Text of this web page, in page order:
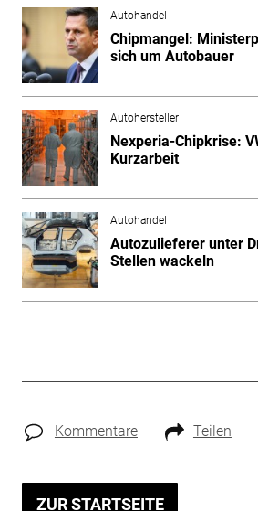
Autohandel
Chipmangel:
sich um Autobauer
Autohersteller
Nexperia-Chipkrise:
Kurzarbeit
Autohandel
Autozulieferer unter
Stellen wackeln
Kommentare Teilen
ZUR STARTSEITE